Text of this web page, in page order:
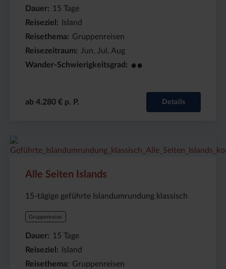
Dauer 15 Tage
Reiseziel
Island
Reisethema
Gruppenreisen
Reisezeitraum
Jun, Jul, Aug
Wander-Schwierigkeitsgrad
●●
ab 4.280 € p. P. Details
Alle Seiten Islands
15-tägige geführte Islandumrundung klassisch
Gruppenreise
Dauer 15 Tage
Reiseziel
Island
Reisethema
Gruppenreisen
Preis
(ab):
4480€
Dauer:
15
Reiseziel
Island